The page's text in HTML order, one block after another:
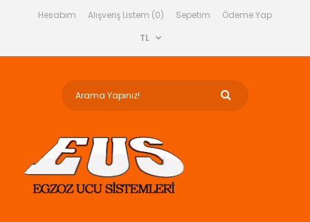
Hesabım Alışveriş Listem (0) Sepetim
Ödeme Yap
TL